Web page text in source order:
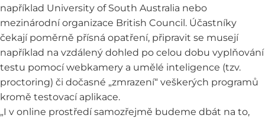
například University of South Australia nebo
mezinárodní organizace British Council. Účastníky
čekají poměrně přísná opatření, připravit se musejí
například na vzdálený dohled po celou dobu vyplňování
testu pomocí webkamery a umělé inteligence (tzv.
proctoring) či dočasné „zmrazení“ veškerých programů
kromě testovací aplikace.
„I v online prostředí samozřejmě budeme dbát na to,